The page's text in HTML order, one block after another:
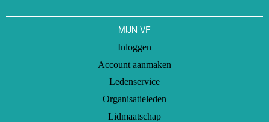
MIJN VF
Inloggen
Account aanmaken
Ledenservice
Organisatieleden
Lidmaatschap